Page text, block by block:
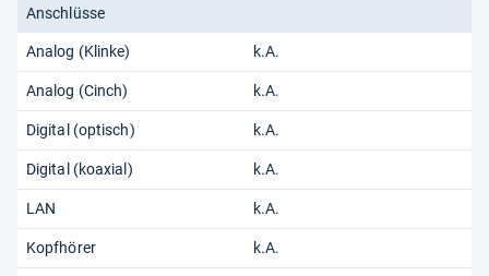
Anschlüsse
Analog (Klinke) k.A.
Analog (Cinch) k.A.
Digital (optisch) k.A.
Digital (koaxial) k.A.
LAN k.A.
Kopfhörer k.A.